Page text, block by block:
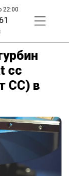
22:00
cc
СС) в